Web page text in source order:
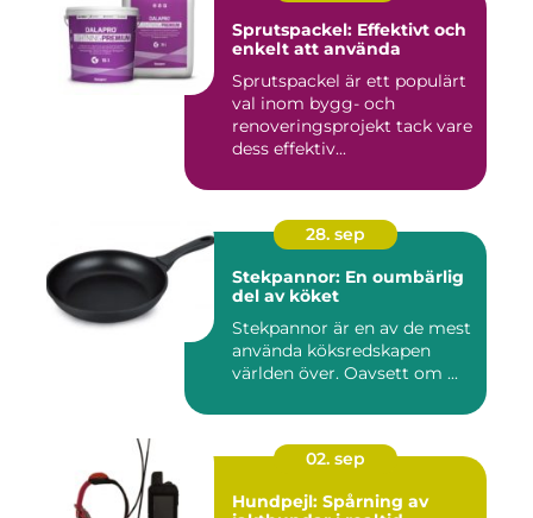
Sprutspackel: Effektivt och
enkelt att använda
Sprutspackel är ett populärt
val inom bygg- och
renoveringsprojekt tack vare
dess effektiv...
28. sep
Stekpannor: En oumbärlig
del av köket
Stekpannor är en av de mest
använda köksredskapen
världen över. Oavsett om ...
02. sep
Hundpejl: Spårning av